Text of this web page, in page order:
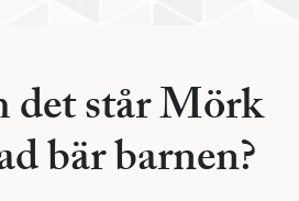
det står Mörk
bär barnen?